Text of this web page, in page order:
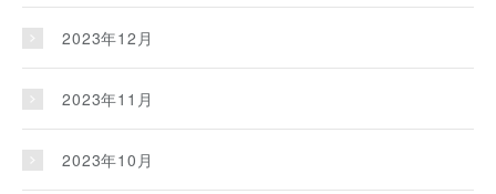
2023年12月
2023年11月
2023年10月